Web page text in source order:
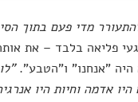
מדי פעם בתוך
פליאה בלבד – את
היה "אנחנו" ו"הטבע".
אדמה וחיות היו